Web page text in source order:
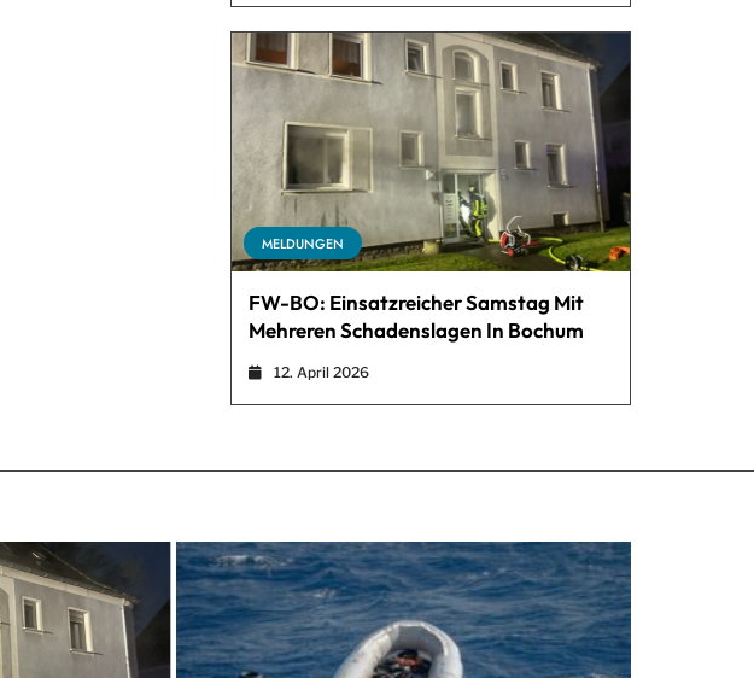
MELDUNGEN
FW-BO: Einsatzreicher Samstag Mit
Mehreren Schadenslagen In Bochum
12. April 2026